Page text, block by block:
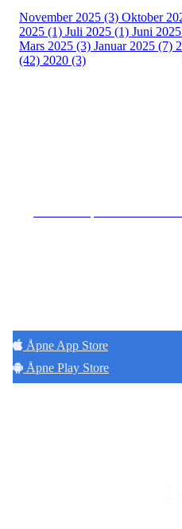
November 2025 (3) Oktober
2025 (1) Juli 2025 (1) Juni
Mars 2025 (3) Januar 2025 (7)
(42) 2020 (3)
Åpne App Store
Åpne Play Store